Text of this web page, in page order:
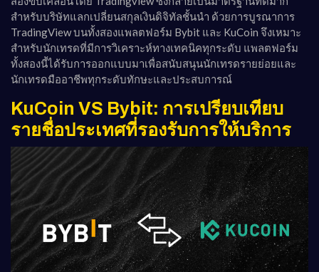
สำหรับบริษัทแลกเปลี่ยนสกุลเงินดิจิทัลชั้นนำ ด้วยการบูรณาการ
TradingView บนทั้งสองแพลตฟอร์ม Bybit และ KuCoin จึงเหมาะ
สำหรับนักเทรดที่มีการวิเคราะห์ทางเทคนิคทุกระดับ แพลตฟอร์ม
ทั้งสองนี้ได้รับการออกแบบมาเพื่อสนับสนุนนักเทรดรายย่อยและ
นักเทรดมืออาชีพทุกระดับทักษะและประสบการณ์
KuCoin VS Bybit: การเปรียบเทียบ
รายชื่อประเทศที่รองรับการให้บริการ